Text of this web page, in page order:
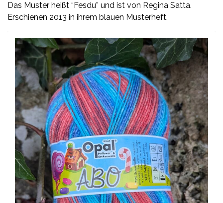
Das Muster heißt “Fesdu” und ist von Regina Satta.
Erschienen 2013 in ihrem blauen Musterheft.